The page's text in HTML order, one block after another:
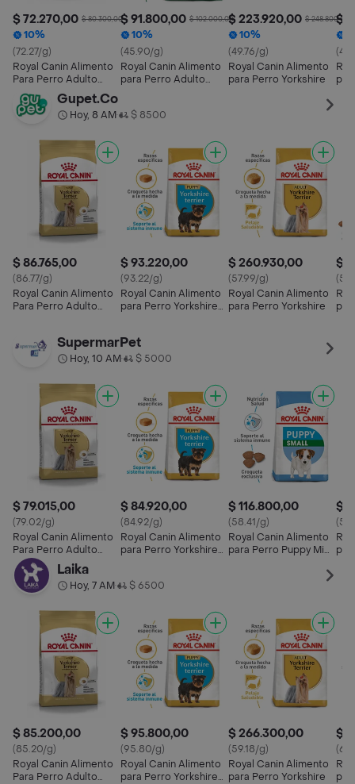
$ 72.270,00 $ 80.300,00
10%
(72.27/g)
Royal Canin Alimento
Para Perro Adulto
Yorkshire Terrier
$ 91.800,00 $ 102.000,00
10%
(45.90/g)
Royal Canin Alimento
para Perro Adulto
$ 223.920,00 $ 248.800,00
10%
(49.76/g)
Royal Canin Alimento
para Perro Yorkshire
$
Gupet.Co
Hoy, 8 AM• $ 8500
$ 86.765,00
(86.77/g)
Royal Canin Alimento
Para Perro Adulto
$ 93.220,00
(93.22/g)
Royal Canin Alimento
para Perro Yorkshire
$ 260.930,00
(57.99/g)
Royal Canin Alimento
para Perro Yorkshire
$
SupermarPet
Hoy, 10 AM• $ 5000
$ 79.015,00
(79.02/g)
Royal Canin Alimento
Para Perro Adulto
Yorkshire Terrier
$ 84.920,00
(84.92/g)
Royal Canin Alimento
para Perro Yorkshire
$ 116.800,00
(58.41/g)
Royal Canin Alimento
para Perro Puppy Mini
$
Laika
Hoy, 7 AM• $ 6500
$ 85.200,00
(85.20/g)
Royal Canin Alimento
Para Perro Adulto
$ 95.800,00
(95.80/g)
Royal Canin Alimento
para Perro Yorkshire
$ 266.300,00
(59.18/g)
Royal Canin Alimento
para Perro Yorkshire
$